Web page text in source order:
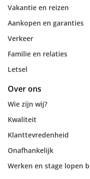
Vakantie en reizen
Aankopen en garanties
Verkeer
Familie en relaties
Letsel
Over ons
Wie zijn wij?
Kwaliteit
Klanttevredenheid
Onafhankelijk
Werken en stage lopen